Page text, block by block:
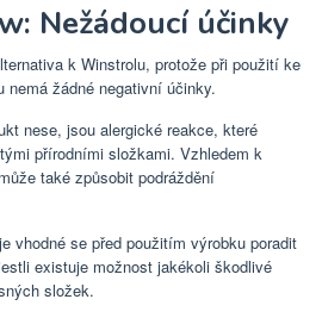
Nežádoucí účinky
k Winstrolu, protože při použití ke
žádné negativní účinky.
nese, jsou alergické reakce, které
přírodními složkami. Vzhledem k
také způsobit podráždění
vhodné se před použitím výrobku poradit
existuje možnost jakékoli škodlivé
složek.